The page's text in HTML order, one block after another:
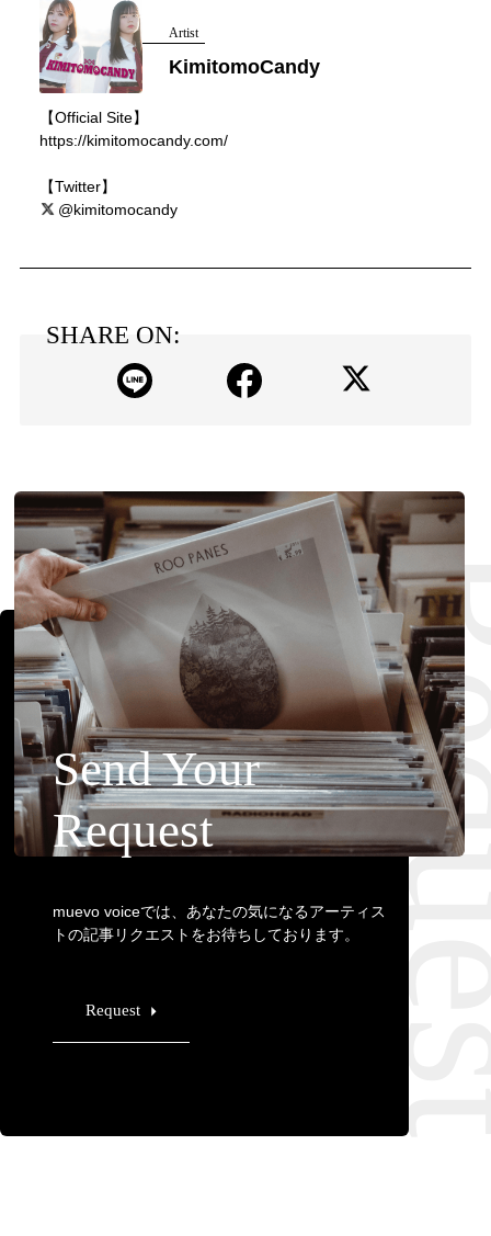
Artist
KimitomoCandy
【Official Site】
https://kimitomocandy.com/
【Twitter】
@kimitomocandy
SHARE ON:
Send Your
Request
muevo voiceでは、あなたの気になるアーティス
トの記事リクエストをお待ちしております。
Request